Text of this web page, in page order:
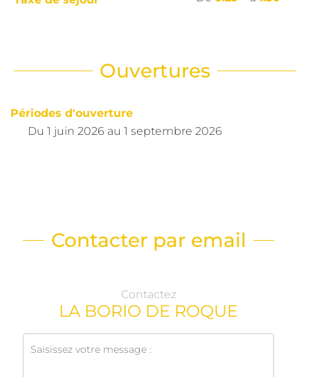
Ouvertures
Périodes d'ouverture
Du 1 juin 2026 au 1 septembre 2026
Contacter par email
Contactez
LA BORIO DE ROQUE